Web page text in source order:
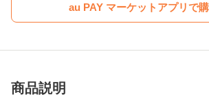
au PAY マーケットアプリで
商品説明